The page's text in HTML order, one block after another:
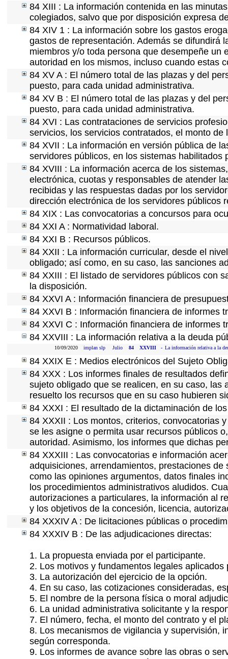
84 XIII : La información contenida en las
colegiados, salvo que por disposición expresa
84 XIV 1 : La información sobre los gastos
gastos de representación. Además se difundirá
miembros y/o toda persona que desempeñe
autoridad en los mismos, incluso cuando estas
84 XV A : El número total de las plazas y del
puesto, para cada unidad administrativa.
84 XV B : El número total de las plazas y del
puesto, para cada unidad administrativa.
84 XVI : Las contrataciones de servicios
servicios, los servicios contratados, el monto
84 XVII : La información en versión pública de
servidores públicos, en los sistemas habilitados
84 XVIII : La información acerca de los
electrónica, cuotas y responsables de atender
recibidas y las respuestas dadas por los
dirección electrónica de los servidores públicos
84 XIX : Las convocatorias a concursos para
84 XXI A : Normatividad laboral.
84 XXI B : Recursos públicos.
84 XXII : La información curricular, desde el
obligado; así como, en su caso, las sanciones
84 XXIII : El listado de servidores públicos con
la disposición.
84 XXVI A : Información financiera de
84 XXVI B : Información financiera de informes
84 XXVI C : Información financiera de informes
84 XXVIII : La información relativa a la deuda
10/09/2020 implan slp Julio 84 XXVIII - La información relativa a la
84 XXIX E : Medios electrónicos del Sujeto
84 XXX : Los informes finales de resultados
sujeto obligado que se realicen, en su caso,
resuelto los recursos que en su caso hubieren
84 XXXI : El resultado de la dictaminación de
84 XXXII : Los montos, criterios, convocatorias
se les asigne o permita usar recursos públicos
autoridad. Asimismo, los informes que dichas
84 XXXIII : Las convocatorias e información
adquisiciones, arrendamientos, prestaciones
como las opiniones argumentos, datos finales
los procedimientos administrativos aludidos.
autorizaciones a particulares, la información al
y los objetivos de la concesión, licencia,
84 XXXIV A : De licitaciones públicas o
84 XXXIV B : De las adjudicaciones directas:
1. La propuesta enviada por el participante.
2. Los motivos y fundamentos legales aplicados
3. La autorización del ejercicio de la opción.
4. En su caso, las cotizaciones consideradas,
5. El nombre de la persona física o moral
6. La unidad administrativa solicitante y la
7. El número, fecha, el monto del contrato y el
8. Los mecanismos de vigilancia y supervisión,
según corresponda.
9. Los informes de avance sobre las obras o